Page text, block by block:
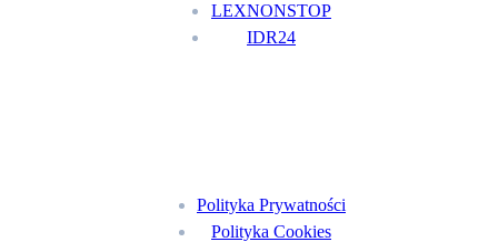
LEXNONSTOP
IDR24
Polityka Prywatności
Polityka Cookies